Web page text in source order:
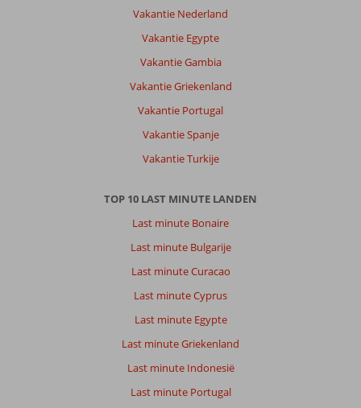
Vakantie Nederland
Vakantie Egypte
Vakantie Gambia
Vakantie Griekenland
Vakantie Portugal
Vakantie Spanje
Vakantie Turkije
TOP 10 LAST MINUTE LANDEN
Last minute Bonaire
Last minute Bulgarije
Last minute Curacao
Last minute Cyprus
Last minute Egypte
Last minute Griekenland
Last minute Indonesië
Last minute Portugal